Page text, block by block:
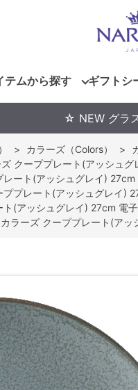
テムから探す ギフトシ
☆ NEW グラ
> カラーズ（Colors） >
クーププレート(アッシュ
レート(アッシュグレイ)
ププレート(アッシュグレイ)
ト(アッシュグレイ) 27cm 電
カラーズ クーププレート(ア